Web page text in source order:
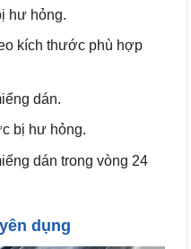
hư hỏng.
kích thước phù hợp
dán.
bị hư hỏng.
dán trong vòng 24
dụng